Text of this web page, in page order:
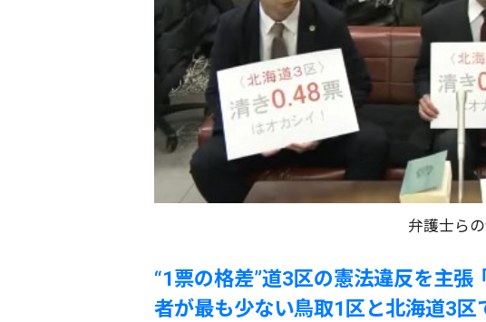
弁護士ら
“1票の格差”道3区の憲法違反を主張
者が最も少ない鳥取1区と北海道3